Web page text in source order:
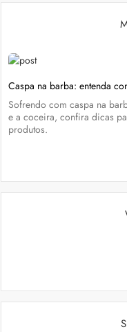
Caspa na barba: entenda
Sofrendo com caspa na
e a coceira, confira dicas
produtos.